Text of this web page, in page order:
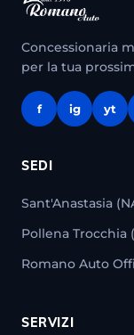
Concessionaria
per la tua
f ig yt
SEDI
Sant'Anastasia
Pollena Trocchia
Romano Auto
SERVIZI